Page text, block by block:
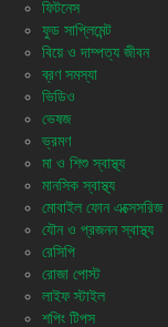
ফিটনেস
ফুড সাপ্লিমেন্ট
বিয়ে ও দাম্পত্য জীবন
ব্রণ সমস্যা
ভিডিও
ভেষজ
ভ্রমণ
মা ও শিশু স্বাস্থ্য
মানসিক স্বাস্থ্য
মোবাইল ফোন এক্সেসরিজ
যৌন ও প্রজনন স্বাস্থ্য
রেসিপি
রোজা পোস্ট
লাইফ স্টাইল
শপিং টিপস